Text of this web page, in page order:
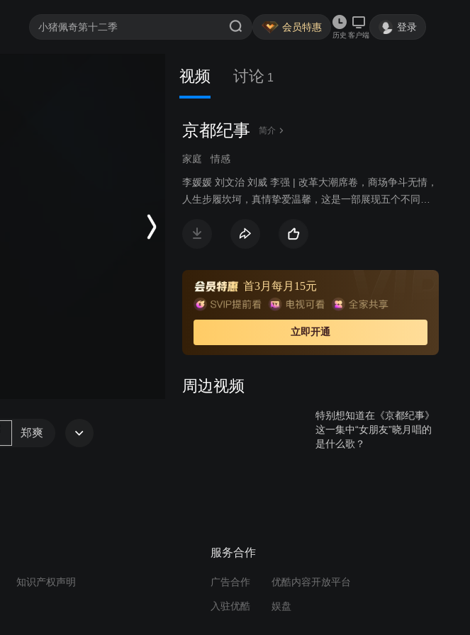
会员特惠
历史 客户端
登录
视频 讨论 1
京都纪事 简介
家庭 情感
李媛媛 刘文治 刘威 李强 | 改革大潮席卷，商场争斗无情，
人生步履坎坷，真情挚爱温馨，这是一部展现五个不同家
英街，说不完的世事沧桑；一个好故事，道不尽的韵味悠
首3月每月15元
立即开通
周边视频
特别想知道在《京都纪事》
这一集中“女朋友”晓月唱的
是什么歌？
雪默默付出，天忆喜极而泣
郑爽
知识产权声明
服务合作
广告合作 优酷内容开放平台
入驻优酷 娱盘